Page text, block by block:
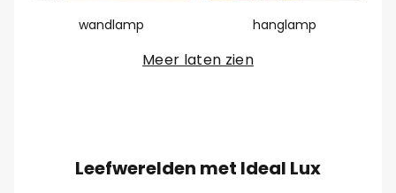
wandlamp hanglamp
Meer laten zien
Leefwerelden met Ideal Lux